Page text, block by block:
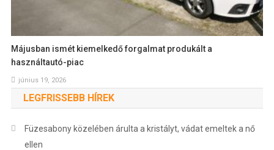
Májusban ismét kiemelkedő forgalmat produkált a
használtautó-piac
június 19, 2026
LEGFRISSEBB HÍREK
Füzesabony közelében árulta a kristályt, vádat emeltek a nő
ellen